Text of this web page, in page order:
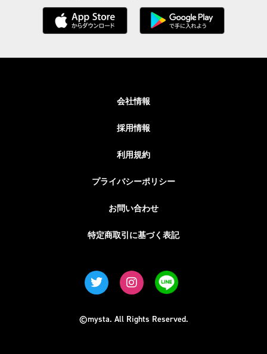
会社情報
採用情報
利用規約
プライバシーポリシー
お問い合わせ
特定商取引に基づく表記
©mysta. All Rights Reserved.